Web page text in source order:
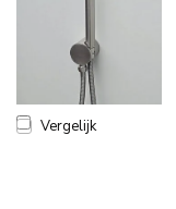
Vergelijk